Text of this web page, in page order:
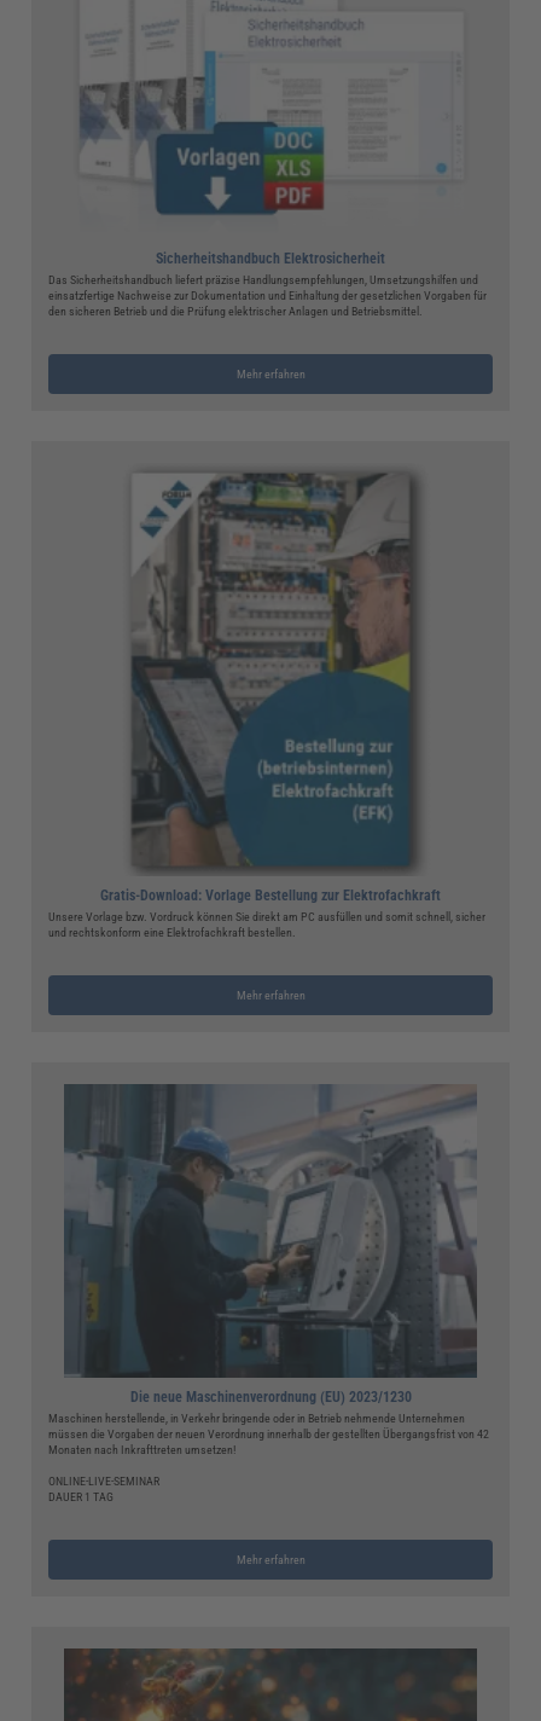
Sicherheitshandbuch Elektrosicherheit
Das Sicherheitshandbuch liefert präzise Handlungsempfehlungen, Umsetzungshilfen und
einsatzfertige Nachweise zur Dokumentation und Einhaltung der gesetzlichen Vorgaben für
den sicheren Betrieb und die Prüfung elektrischer Anlagen und Betriebsmittel.
Mehr erfahren
Gratis-Download: Vorlage Bestellung zur Elektrofachkraft
Unsere Vorlage bzw. Vordruck können Sie direkt am PC ausfüllen und somit schnell, sicher
und rechtskonform eine Elektrofachkraft bestellen.
Mehr erfahren
Die neue Maschinenverordnung (EU) 2023/1230
Maschinen herstellende, in Verkehr bringende oder in Betrieb nehmende Unternehmen
müssen die Vorgaben der neuen Verordnung innerhalb der gestellten Übergangsfrist von 42
Monaten nach Inkrafttreten umsetzen!
ONLINE-LIVE-SEMINAR
DAUER 1 TAG
Mehr erfahren